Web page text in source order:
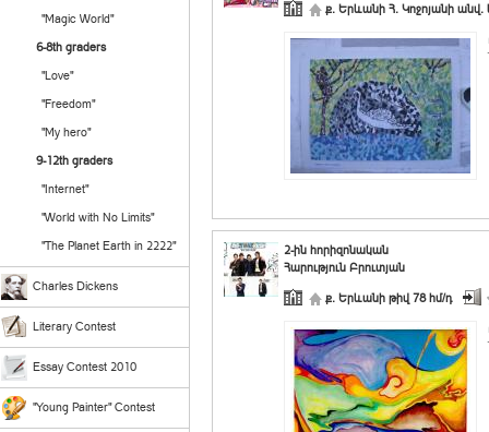
"Magic World"
6-8th graders
"Love"
"Freedom"
"My hero"
9-12th graders
"Internet"
"World with No Limits"
"The Planet Earth in 2222"
Charles Dickens
Literary Contest
Essay Contest 2010
"Young Painter" Contest
ք. Երևանի Հ. Կոջոյանի անվ.
2-ին հորիզոնական
Հարություն Բրուտյան
ք. Երևանի թիվ 78 հմ/դ